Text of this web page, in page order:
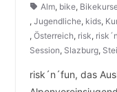
Alm, bike,
, Jugendliche, kids,
, Österreich, risk,
Session, Slazburg,
risk´n´fun, das